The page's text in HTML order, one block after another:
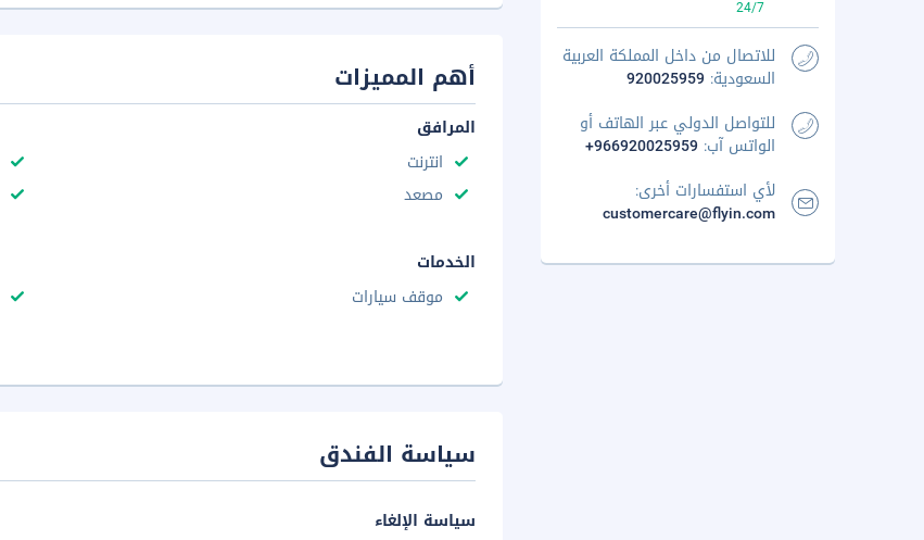
أهم المميزات
المرافق
انترنت
مصعد
الخدمات
موقف سيارات
سياسة الفندق
سياسة الإلغاء
24/7
للاتصال من داخل المملكة العربية
السعودية: 920025959
للتواصل الدولي عبر الهاتف أو
الواتس آب: +966920025959
لأي استفسارات أخرى:
customercare@flyin.com